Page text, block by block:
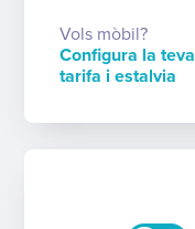
Vols mòbil?
Configura la teva
tarifa i estalvia